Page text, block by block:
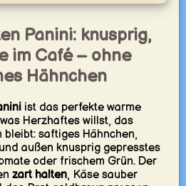
Panini: knusprig,
im Café – ohne
Hähnchen
ist das perfekte warme
Herzhaftes willst, das
saftiges Hähnchen,
außen knusprig gepresstes
oder frischem Grün. Der
zart halten, Käse sauber